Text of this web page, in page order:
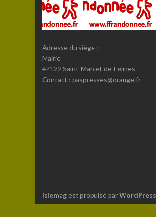
Adresse du siège :
Mairie
42122 Saint-Marcel-de-Félines
Contact : paspresses@orange.fr
Islemag est propulsé parWordPress